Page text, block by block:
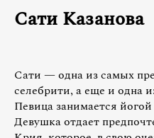
Сати Казанова
Сати — одна из самых
селебрити, а еще и одна
Певица занимается
Девушка отдает